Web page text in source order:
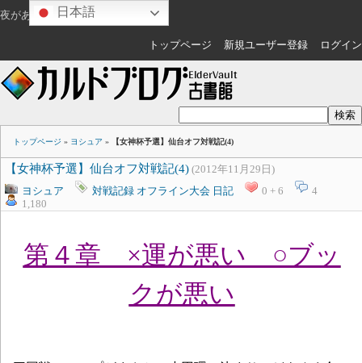
夜があけますね ゲスト
トップページ 新規ユーザー登録 ログイン
トップページ » ヨシュア » 【女神杯予選】仙台オフ対戦記(4)
【女神杯予選】仙台オフ対戦記(4) (2012年11月29日)
ヨシュア
対戦記録 オフライン大会 日記 0 + 6
4
1,180
第４章 ×運が悪い ○ブッ
クが悪い
日本語